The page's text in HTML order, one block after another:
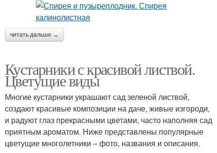
читать дальше →
Кустарники с красивой листвой.
Цветущие виды
Многие кустарники украшают сад зеленой листвой,
создают красивые композиции на даче, живые изгороди,
и радуют глаз прекрасными цветами, часто наполняя сад
приятным ароматом. Ниже представлены популярные
цветущие многолетники – фото, названия и описания.